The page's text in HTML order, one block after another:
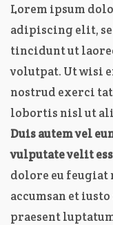
Lorem ipsum
adipiscing elit,
tincidunt ut
volutpat. Ut wisi
nostrud exerci
lobortis nisl ut
Duis autem vel
vulputate velit
dolore eu feugiat
accumsan et
praesent